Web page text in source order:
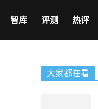
智库 评测 热评
大家都在看